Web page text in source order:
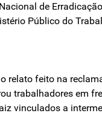
de
Público do
relato feito na
trabalhadores em
vinculados a